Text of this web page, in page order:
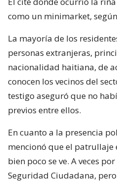
como un minimarket,
La mayoría de los
personas extranjeras,
nacionalidad haitiana, de
conocen los vecinos del
testigo aseguró que no
previos entre ellos.
En cuanto a la presencia
mencionó que el patrullaje
bien poco se ve. A veces
Seguridad Ciudadana,